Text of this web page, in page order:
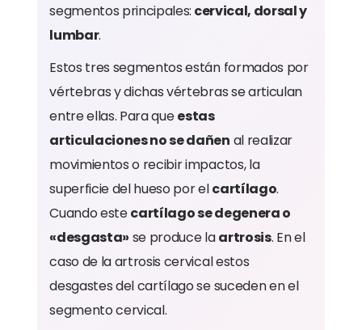
segmentos principales: cervical, dorsal y
lumbar.
Estos tres segmentos están formados por
vértebras y dichas vértebras se articulan
entre ellas. Para queestas
articulaciones no se dañen al realizar
movimientos o recibir impactos, la
superficie del hueso por elcartílago.
Cuando estecartílago se degenera o
«desgasta» se produce laartrosis. En el
caso de la artrosis cervical estos
desgastes del cartílago se suceden en el
segmento cervical.